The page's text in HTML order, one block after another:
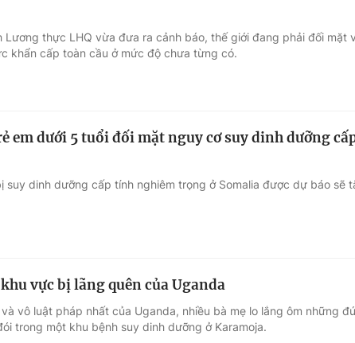
Thị trường
Góc doanh nghiệp
Hậu trường
Du lịch
Làm đẹp
Chất lượng cuộc sống
Học trực tuyến
Lương thực LHQ vừa đưa ra cảnh báo, thế giới đang phải đối mặt
khẩn cấp toàn cầu ở mức độ chưa từng có.
em dưới 5 tuổi đối mặt nguy cơ suy dinh dưỡng
suy dinh dưỡng cấp tính nghiêm trọng ở Somalia được dự báo sẽ
vực bị lãng quên của Uganda
vô luật pháp nhất của Uganda, nhiều bà mẹ lo lắng ôm những
trong một khu bệnh suy dinh dưỡng ở Karamoja.